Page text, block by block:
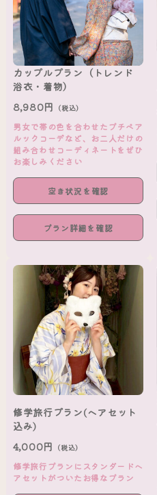
カップルプラン（トレンド
浴衣・着物）
8,980円 （税込）
男女で帯の色を合わせたプチペア
ルックコーデなど、お二人だけの
組み合わせコーディネートをぜひ
お楽しみください
空き状況を確認
プラン詳細を確認
修学旅行プラン(ヘアセット
込み)
4,000円 （税込）
修学旅行プランにスタンダードヘ
アセットがついたお得なプラン